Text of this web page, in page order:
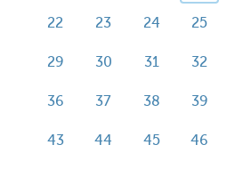
22 23 24 25
29 30 31 32
36 37 38 39
43 44 45 46